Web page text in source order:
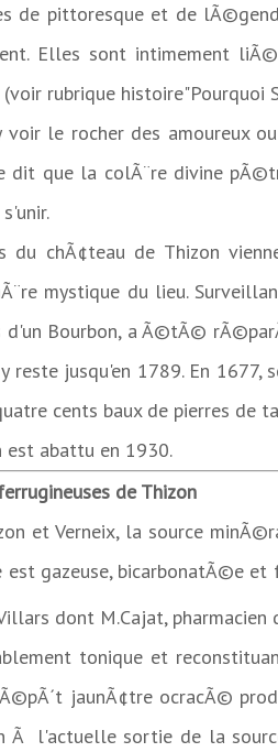
de pittoresque et de
Elles sont intimement
(voir rubrique histoire"Pourquoi
voir le rocher des amoureux
dit que la colÃ¨re divine
du chÃ¢teau de Thizon
mystique du lieu.
d'un Bourbon, a Ã©tÃ©
reste jusqu'en 1789. En
cents baux de pierres de
est
de Thizon
et Verneix, la source
est gazeuse, bicarbonatÃ©e
dont M.Cajat, pharmacien
tonique et
jaunÃ¢tre ocracÃ©
Ã l'actuelle sortie de la